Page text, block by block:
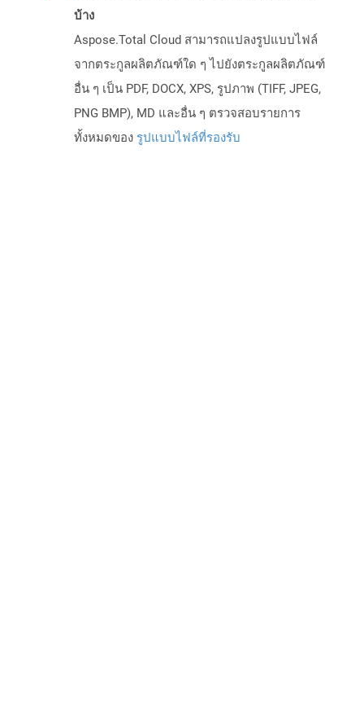
บ้าง
Aspose.Total Cloud สามารถแปลงรูปแบบไฟล์
จากตระกูลผลิตภัณฑ์ใด ๆ ไปยังตระกูลผลิตภัณฑ์
อื่น ๆ เป็น PDF, DOCX, XPS, รูปภาพ (TIFF, JPEG,
PNG BMP), MD และอื่น ๆ ตรวจสอบรายการ
ทั้งหมดของ รูปแบบไฟล์ที่รองรับ